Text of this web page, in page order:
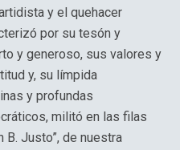
y el quehacer
por su tesón y
y generoso, sus valores y
y, su límpida
y profundas
militó en las filas
B. Justo”, de nuestra